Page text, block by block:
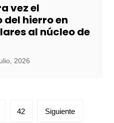
vez el
hierro en
al núcleo de
2026
42 Siguiente